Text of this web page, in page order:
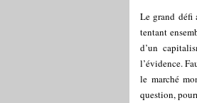
Le grand défi
tentant
d’un
l’évidence.
le marché
question,